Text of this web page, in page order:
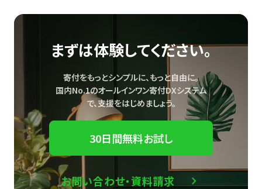
まずは体験してください。
寄付をもっとシンプルに、もっと自由に。
国内No.1のオールインワン寄付DXシステム
で、支援をはじめましょう。
30日間無料お試し
お問い合わせ・資料請求